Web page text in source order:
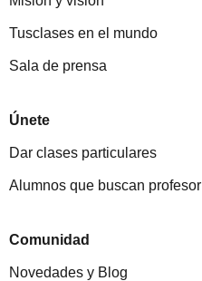
Tusclases en el mundo
Sala de prensa
Únete
Dar clases particulares
Alumnos que buscan profesor
Comunidad
Novedades y Blog